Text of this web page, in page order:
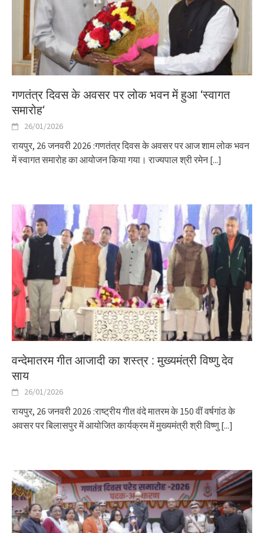
गणतंत्र दिवस के अवसर पर लोक भवन में हुआ ‘स्वागत
समारोह‘
26/01/2026
रायपुर, 26 जनवरी 2026 :गणतंत्र दिवस के अवसर पर आज शाम लोक भवन
में स्वागत समारोह का आयोजन किया गया। राज्यपाल श्री रमेन[...]
वन्देमातरम गीत आजादी का शस्त्र : मुख्यमंत्री विष्णु देव
साय
26/01/2026
रायपुर, 26 जनवरी 2026 :राष्ट्रीय गीत वंदे मातरम के 150 वीं वर्षगांठ के
अवसर पर बिलासपुर में आयोजित कार्यक्रम में मुख्यमंत्री श्री विष्णु [...]